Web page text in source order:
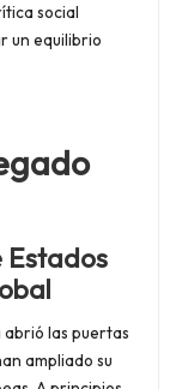
social
un equilibrio
Estados
las puertas
ampliado su